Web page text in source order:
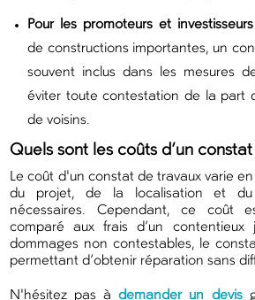
Pour les promoteurs et
de constructions importantes, un
souvent inclus dans les mesures
éviter toute contestation de la part
de voisins.
Quels sont les coûts d’un
Le coût d'un constat de travaux varie
du projet, de la localisation et du
nécessaires. Cependant, ce coût
comparé aux frais d’un contentieux
dommages non contestables, le
permettant d’obtenir réparation sans
N'hésitez pas àdemander un devis